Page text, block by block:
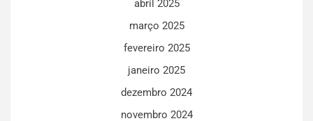
abril 2025
março 2025
fevereiro 2025
janeiro 2025
dezembro 2024
novembro 2024